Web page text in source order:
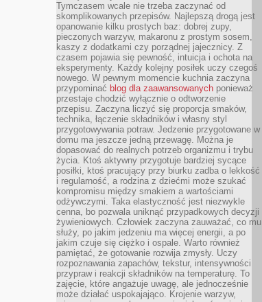
Tymczasem wcale nie trzeba zaczynać od
skomplikowanych przepisów. Najlepszą drogą jest
opanowanie kilku prostych baz: dobrej zupy,
pieczonych warzyw, makaronu z prostym sosem,
kaszy z dodatkami czy porządnej jajecznicy. Z
czasem pojawia się pewność, intuicja i ochota na
eksperymenty. Każdy kolejny posiłek uczy czegoś
nowego. W pewnym momencie kuchnia zaczyna
przypominać blog dla zaawansowanych ponieważ
przestaje chodzić wyłącznie o odtworzenie
przepisu. Zaczyna liczyć się proporcja smaków,
technika, łączenie składników i własny styl
przygotowywania potraw. Jedzenie przygotowane w
domu ma jeszcze jedną przewagę. Można je
dopasować do realnych potrzeb organizmu i trybu
życia. Ktoś aktywny przygotuje bardziej sycące
posiłki, ktoś pracujący przy biurku zadba o lekkość
i regularność, a rodzina z dziećmi może szukać
kompromisu między smakiem a wartościami
odżywczymi. Taka elastyczność jest niezwykle
cenna, bo pozwala uniknąć przypadkowych decyzji
żywieniowych. Człowiek zaczyna zauważać, co mu
służy, po jakim jedzeniu ma więcej energii, a po
jakim czuje się ciężko i ospale. Warto również
pamiętać, że gotowanie rozwija zmysły. Uczy
rozpoznawania zapachów, tekstur, intensywności
przypraw i reakcji składników na temperaturę. To
zajęcie, które angażuje uwagę, ale jednocześnie
może działać uspokajająco. Krojenie warzyw,